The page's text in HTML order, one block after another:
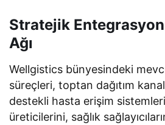
Stratejik Entegrasyon
Ağı
Wellgistics bünyesindeki
süreçleri, toptan dağıtım
destekli hasta erişim sistemleri
üreticilerini, sağlık